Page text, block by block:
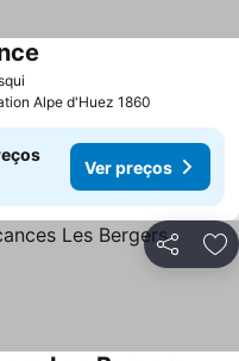
Alpe d'Huez 1860
Ver preços
Partilhar